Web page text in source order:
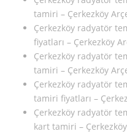
tamiri – Çerkezköy
Çerkezköy radyatör
fiyatları – Çerkezköy
Çerkezköy radyatör
tamiri – Çerkezköy
Çerkezköy radyatör
tamiri fiyatları –
Çerkezköy radyatör
kart tamiri –